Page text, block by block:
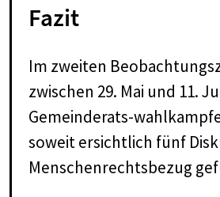
Fazit
Im zweiten
zwischen 29. Mai und 11.
Gemeinderats-
soweit ersichtlich fünf
Menschenrechtsbezug